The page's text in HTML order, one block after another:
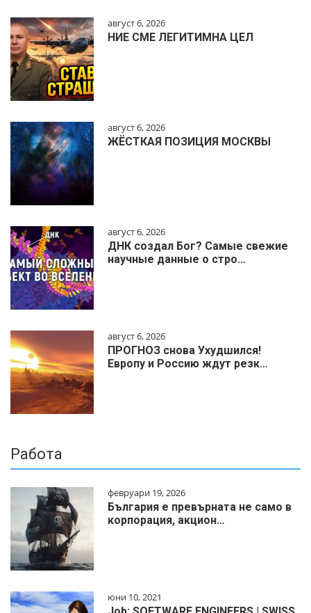
август 6, 2026
НИЕ СМЕ ЛЕГИТИМНА ЦЕЛ
август 6, 2026
ЖЁСТКАЯ ПОЗИЦИЯ МОСКВЫ
август 6, 2026
ДНК создал Бог? Самые свежие
научные данные о стро…
август 6, 2026
ПРОГНОЗ снова Ухудшился!
Европу и Россию ждут резк…
Работа
февруари 19, 2026
България е превърната не само в
корпорация, акцион…
юни 10, 2021